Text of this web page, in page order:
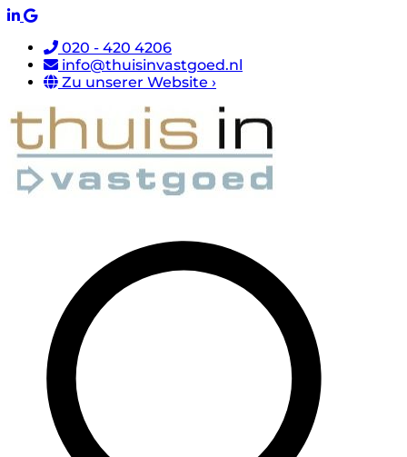
020 - 420 4206
info@thuisinvastgoed.nl
Zu unserer Website ›